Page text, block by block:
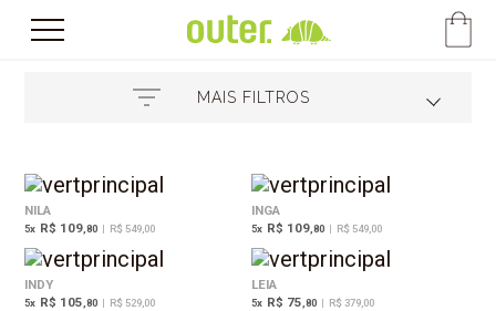
MAIS FILTROS
NILA
5x R$ 109 ,80 | R$ 549,00
INGA
5x R$ 109,80 | R$ 549,00
INDY
5x R$ 105 ,80 | R$ 529,00
LEIA
5x R$ 75 ,80 | R$ 379,00